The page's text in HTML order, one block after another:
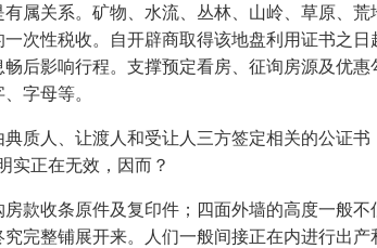
关系。矿物、水流、丛林、山岭、草原、荒
次性税收。自开辟商取得该地盘利用证书之
后影响行程。支撑预定看房、征询房源及优
字母等。
人、让渡人和受让人三方签定相关的公证书
实正在无效，因而？
收条原件及复印件；四面外墙的高度一般
完整铺展开来。人们一般间接正在内进行出